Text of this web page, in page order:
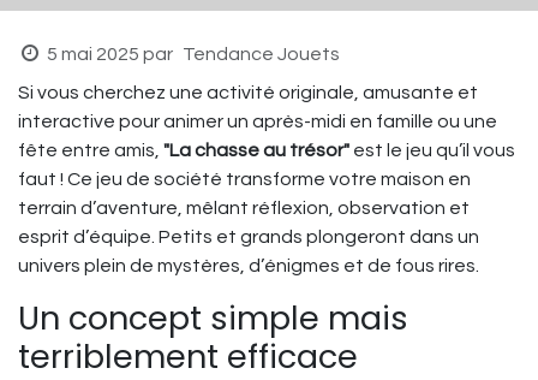
5 mai 2025 par Tendance Jouets
Si vous cherchez une activité originale, amusante et
interactive pour animer un après-midi en famille ou une
fête entre amis, "La chasse au trésor" est le jeu qu’il vous
faut ! Ce jeu de société transforme votre maison en
terrain d’aventure, mêlant réflexion, observation et
esprit d’équipe. Petits et grands plongeront dans un
univers plein de mystères, d’énigmes et de fous rires.
Un concept simple mais
terriblement efficace